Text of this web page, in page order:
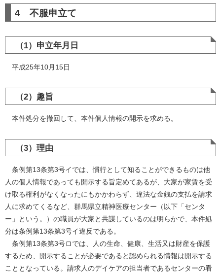
4 不服申立て
（1）申立年月日
平成25年10月15日
（2）趣旨
本件処分を撤回して、本件個人情報の開示を求める。
（3）理由
条例第13条第3号イでは、慣行として知ることができるものは他
人の個人情報であっても開示する旨定めてあるが、大家が家賃を受
け取る権利がなくなったにもかかわらず、違法な金銭の支払を請求
人に求めてくるなど、群馬県立精神医療センター（以下「センタ
ー」という。）の職員が大家と共謀しているのは明らかで、本件処
分は条例第13条第3号イ違反である。
条例第13条第3号ロでは、人の生命、健康、生活又は財産を保護
するため、開示することが必要であると認められる情報は開示する
こととなっている。請求人のデイケアの担当者であるセンターの看